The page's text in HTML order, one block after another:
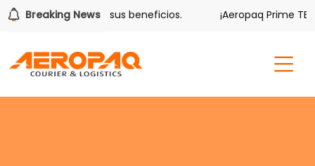
Breaking News
también tiene sus beneficios. ¡Aeropaq Prime TE